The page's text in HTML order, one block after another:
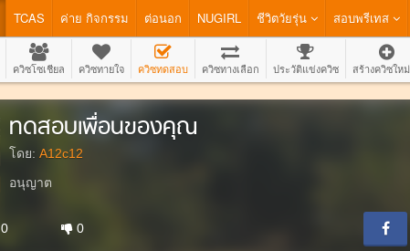
TCAS ค่าย กิจกรรม ต่อนอก NUGIRL ชีวิตวัยรุ่น สอบพรีเทส
ควิซโซเชียล ควิซทายใจ ควิซทดสอบ ควิซทางเลือก ประวัติแข่งควิซ สร้างควิซใหม่
ทดสอบเพื่อนของคุณ
โดย: A12c12
อนุญาต
0 0